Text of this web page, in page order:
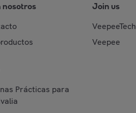
nosotros
Prácticas para
Join us
VeepeeTech
Veepee